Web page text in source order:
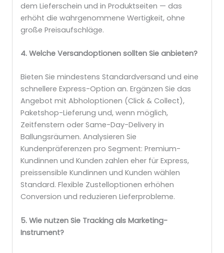
dem Lieferschein und in Produktseiten — das
erhöht die wahrgenommene Wertigkeit, ohne
große Preisaufschläge.
4. Welche Versandoptionen sollten Sie anbieten?
Bieten Sie mindestens Standardversand und eine
schnellere Express-Option an. Ergänzen Sie das
Angebot mit Abholoptionen (Click & Collect),
Paketshop-Lieferung und, wenn möglich,
Zeitfenstern oder Same-Day-Delivery in
Ballungsräumen. Analysieren Sie
Kundenpräferenzen pro Segment: Premium-
Kundinnen und Kunden zahlen eher für Express,
preissensible Kundinnen und Kunden wählen
Standard. Flexible Zustelloptionen erhöhen
Conversion und reduzieren Lieferprobleme.
5. Wie nutzen Sie Tracking als Marketing-
Instrument?